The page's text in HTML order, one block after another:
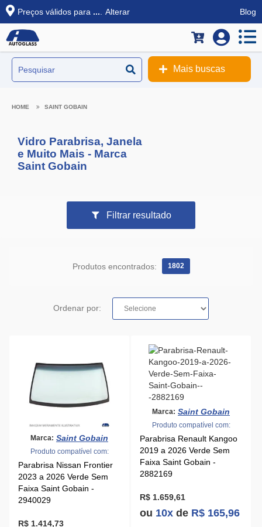
Preços válidos para ... Alterar Blog
Mais buscas
SAINT GOBAIN
Vidro Parabrisa, Janela
e Muito Mais - Marca
Saint Gobain
Filtrar resultado
Produtos encontrados: 1802
Ordenar por:
Marca: Saint Gobain
Produto compatível com:
Parabrisa Nissan Frontier
2023 a 2026 Verde Sem
Faixa Saint Gobain -
2940029
R$ 1.414,73
Marca: Saint Gobain
Produto compatível com:
Parabrisa Renault Kangoo
2019 a 2026 Verde Sem
Faixa Saint Gobain -
2882169
R$ 1.659,61
ou 10x de R$ 165,96